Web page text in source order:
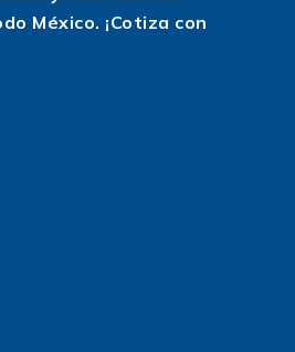
México. ¡Cotiza con